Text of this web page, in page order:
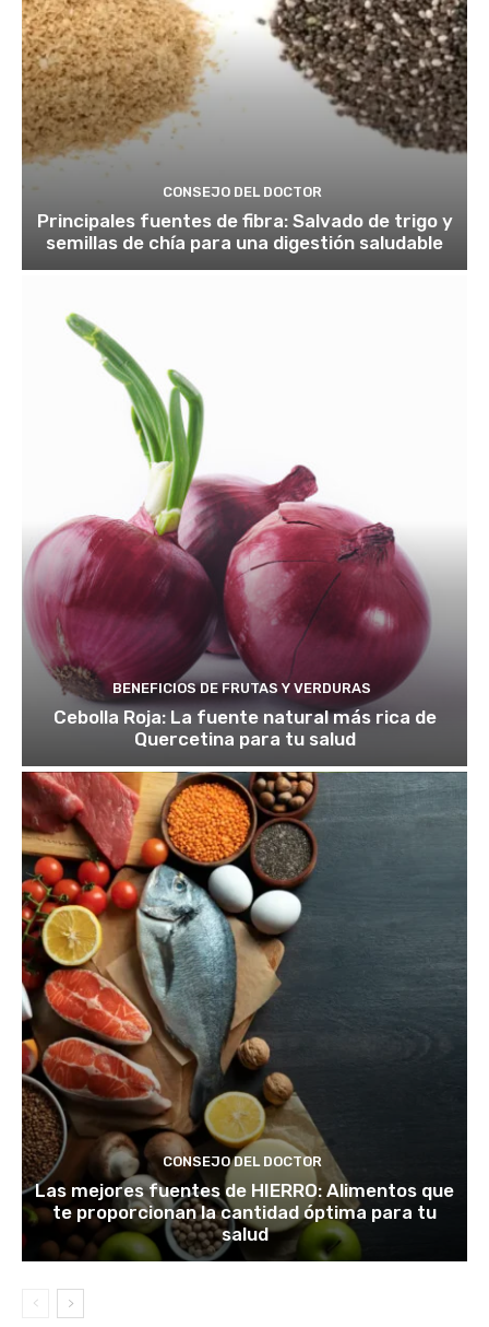
CONSEJO DEL DOCTOR
Principales fuentes de fibra: Salvado de trigo y
semillas de chía para una digestión saludable
BENEFICIOS DE FRUTAS Y VERDURAS
Cebolla Roja: La fuente natural más rica de
Quercetina para tu salud
CONSEJO DEL DOCTOR
Las mejores fuentes de HIERRO: Alimentos que
te proporcionan la cantidad óptima para tu
salud